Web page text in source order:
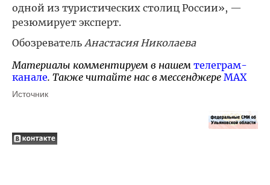
одной из туристических столиц России», —
резюмирует эксперт.
Обозреватель Анастасия Николаева
Материалы комментируем в нашем телеграм-
канале. Также читайте нас в мессенджере MAX
Источник